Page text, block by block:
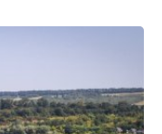
Moldova,